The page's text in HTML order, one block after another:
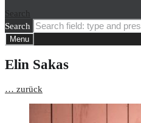
Search
Search
Menu
Elin Sakas
… zurück